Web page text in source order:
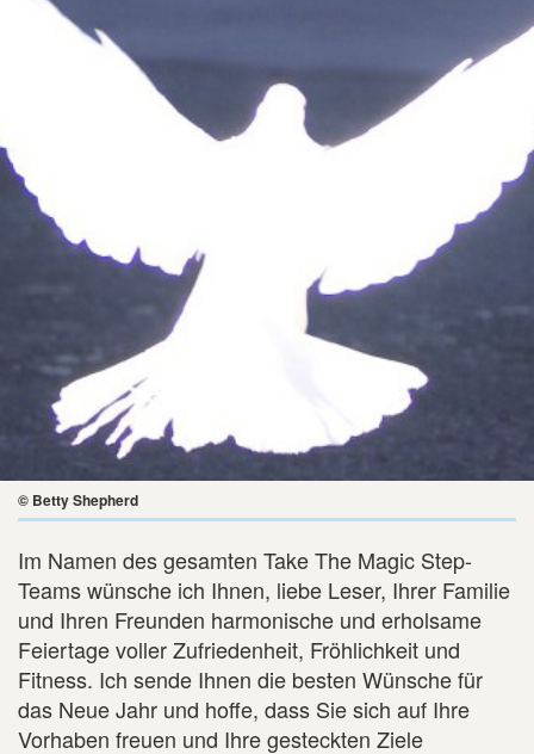
© Betty Shepherd
Im Namen des gesamten Take The Magic Step-
Teams wünsche ich Ihnen, liebe Leser, Ihrer Familie
und Ihren Freunden harmonische und erholsame
Feiertage voller Zufriedenheit, Fröhlichkeit und
Fitness. Ich sende Ihnen die besten Wünsche für
das Neue Jahr und hoffe, dass Sie sich auf Ihre
Vorhaben freuen und Ihre gesteckten Ziele